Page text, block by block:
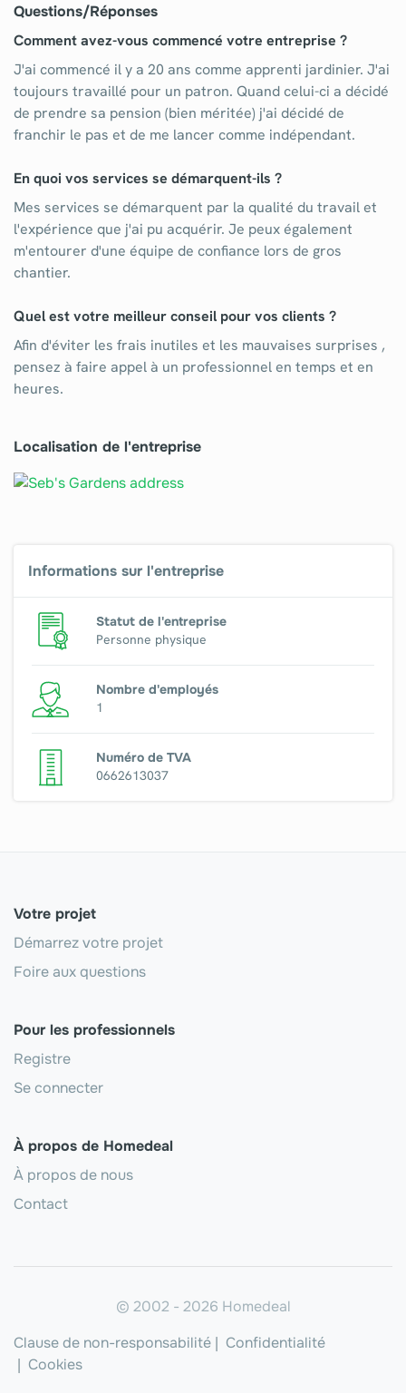
Questions/Réponses
Comment avez-vous commencé votre entreprise ?
J'ai commencé il y a 20 ans comme apprenti jardinier. J'ai
toujours travaillé pour un patron. Quand celui-ci a décidé
de prendre sa pension (bien méritée) j'ai décidé de
franchir le pas et de me lancer comme indépendant.
En quoi vos services se démarquent-ils ?
Mes services se démarquent par la qualité du travail et
l'expérience que j'ai pu acquérir. Je peux également
m'entourer d'une équipe de confiance lors de gros
chantier.
Quel est votre meilleur conseil pour vos clients ?
Afin d'éviter les frais inutiles et les mauvaises surprises ,
pensez à faire appel à un professionnel en temps et en
heures.
Localisation de l'entreprise
Informations sur l'entreprise
Statut de l'entreprise
Personne physique
Nombre d'employés
1
Numéro de TVA
0662613037
Votre projet
Démarrez votre projet
Foire aux questions
Pour les professionnels
Registre
Se connecter
À propos de Homedeal
À propos de nous
Contact
© 2002 - 2026 Homedeal
Clause de non-responsabilité | Confidentialité
| Cookies